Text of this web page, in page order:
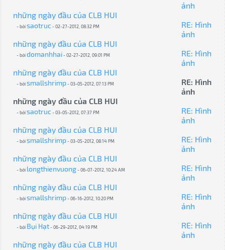
ảnh
những ngày đầu của CLB HUI
- bởisaotruc- 02-27-2012, 08:32 PM
RE: Hình
ảnh
những ngày đầu của CLB HUI
- bởidomanhhai - 02-27-2012, 09:01 PM
RE: Hình
ảnh
những ngày đầu của CLB HUI
- bởismallshrimp- 03-05-2012, 07:13 PM
RE: Hình
ảnh
những ngày đầu của CLB HUI
- bởisaotruc- 03-05-2012, 07:37 PM
RE: Hình
ảnh
những ngày đầu của CLB HUI
- bởismallshrimp- 03-05-2012, 08:14 PM
RE: Hình
ảnh
những ngày đầu của CLB HUI
- bởi longthienvuong- 06-07-2012, 10:24 AM
RE: Hình
ảnh
những ngày đầu của CLB HUI
- bởismallshrimp- 06-16-2012, 10:20 PM
RE: Hình
ảnh
những ngày đầu của CLB HUI
- bởi Bụi Hạt- 06-29-2012, 04:19 PM
RE: Hình
ảnh
những ngày đầu của CLB HUI